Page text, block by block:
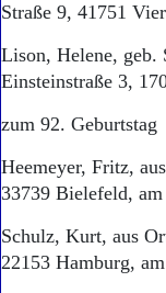
Straße 9, 41751
Lison, Helene, geb.
Einsteinstraße 3,
zum 92. Geburtstag
Heemeyer, Fritz,
33739 Bielefeld,
Schulz, Kurt, aus
22153 Hamburg,